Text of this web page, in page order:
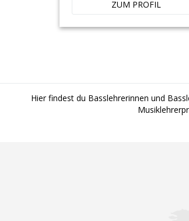
ZUM PROFIL
Hier findest du Basslehrerinnen und